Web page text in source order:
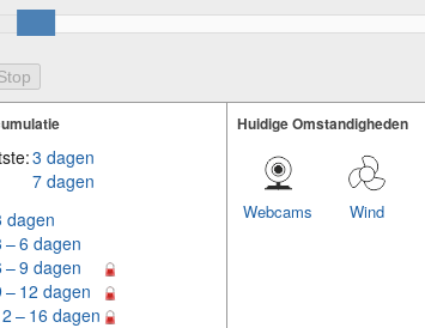
3 dagen
7 dagen
dagen
– 6 dagen
– 9 dagen
– 12 dagen
– 16 dagen
Huidige Omstandigheden
Wind
Webcams